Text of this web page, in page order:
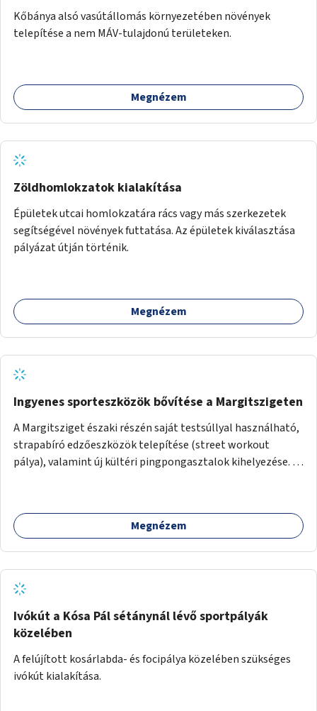
Kőbánya alsó vasútállomás környezetében növények
telepítése a nem MÁV-tulajdonú területeken.
Megnézem
Zöldhomlokzatok kialakítása
Épületek utcai homlokzatára rács vagy más szerkezetek
segítségével növények futtatása. Az épületek kiválasztása
pályázat útján történik.
Megnézem
Ingyenes sporteszközök bővítése a Margitszigeten
A Margitsziget északi részén saját testsúllyal használható,
strapabíró edzőeszközök telepítése (street workout
pálya), valamint új kültéri pingpongasztalok kihelyezése. A
népszerű, ingyenes sportolási lehetőség válna elérhetővé a
sziget északi felén, ahol jelenleg egyetlen asztal sem
Megnézem
Ivókút a Kósa Pál sétánynál lévő sportpályák
közelében
A felújított kosárlabda- és focipálya közelében szükséges
ivókút kialakítása.